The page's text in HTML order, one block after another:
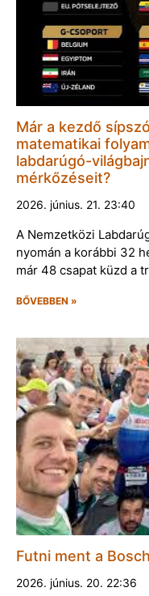
Már a kezdő
matematikai
labdarúgó-
mérkőzéseit?
2026. június. 21. 23:40
A Nemzetközi
nyomán a korábbi 32
már 48 csapat küzd a
BŐVEBBEN »
Futni ment a
2026. június. 20. 22:36